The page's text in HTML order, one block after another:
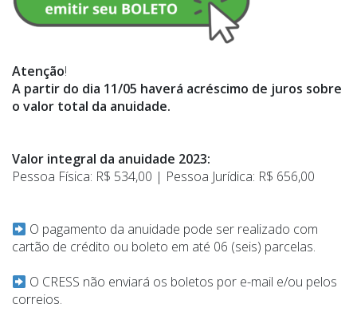
Atenção!
A partir do dia 11/05 haverá acréscimo de juros sobre
o valor total da anuidade.
Valor integral da anuidade 2023:
Pessoa Física: R$ 534,00 | Pessoa Jurídica: R$ 656,00
O pagamento da anuidade pode ser realizado com
cartão de crédito ou boleto em até 06 (seis) parcelas.
O CRESS não enviará os boletos por e-mail e/ou pelos
correios.